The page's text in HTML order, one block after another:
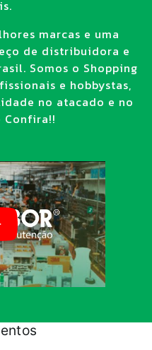
marcas e uma
de distribuidora e
Somos o Shopping
e hobbystas,
no atacado e no
Confira!!